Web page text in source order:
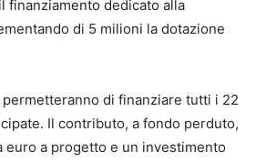
finanziamento dedicato alla
di 5 milioni la dotazione
permetteranno di finanziare tutti i 22
Il contributo, a fondo perduto,
euro a progetto e un investimento